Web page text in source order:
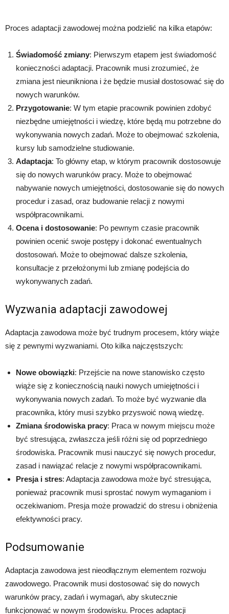
Proces adaptacji zawodowej można podzielić na kilka etapów:
Świadomość zmiany: Pierwszym etapem jest świadomość
konieczności adaptacji. Pracownik musi zrozumieć, że
zmiana jest nieunikniona i że będzie musiał dostosować się do
nowych warunków.
Przygotowanie: W tym etapie pracownik powinien zdobyć
niezbędne umiejętności i wiedzę, które będą mu potrzebne do
wykonywania nowych zadań. Może to obejmować szkolenia,
kursy lub samodzielne studiowanie.
Adaptacja: To główny etap, w którym pracownik dostosowuje
się do nowych warunków pracy. Może to obejmować
nabywanie nowych umiejętności, dostosowanie się do nowych
procedur i zasad, oraz budowanie relacji z nowymi
współpracownikami.
Ocena i dostosowanie: Po pewnym czasie pracownik
powinien ocenić swoje postępy i dokonać ewentualnych
dostosowań. Może to obejmować dalsze szkolenia,
konsultacje z przełożonymi lub zmianę podejścia do
wykonywanych zadań.
Wyzwania adaptacji zawodowej
Adaptacja zawodowa może być trudnym procesem, który wiąże
się z pewnymi wyzwaniami. Oto kilka najczęstszych:
Nowe obowiązki: Przejście na nowe stanowisko często
wiąże się z koniecznością nauki nowych umiejętności i
wykonywania nowych zadań. To może być wyzwanie dla
pracownika, który musi szybko przyswoić nową wiedzę.
Zmiana środowiska pracy: Praca w nowym miejscu może
być stresująca, zwłaszcza jeśli różni się od poprzedniego
środowiska. Pracownik musi nauczyć się nowych procedur,
zasad i nawiązać relacje z nowymi współpracownikami.
Presja i stres: Adaptacja zawodowa może być stresująca,
ponieważ pracownik musi sprostać nowym wymaganiom i
oczekiwaniom. Presja może prowadzić do stresu i obniżenia
efektywności pracy.
Podsumowanie
Adaptacja zawodowa jest nieodłącznym elementem rozwoju
zawodowego. Pracownik musi dostosować się do nowych
warunków pracy, zadań i wymagań, aby skutecznie
funkcjonować w nowym środowisku. Proces adaptacji